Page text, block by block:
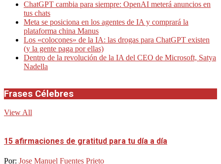
ChatGPT cambia para siempre: OpenAI meterá anuncios en
tus chats
Meta se posiciona en los agentes de IA y comprará la
plataforma china Manus
Los «colocones» de la IA: las drogas para ChatGPT existen
(y la gente paga por ellas)
Dentro de la revolución de la IA del CEO de Microsoft, Satya
Nadella
Frases Célebres
View All
15 afirmaciones de gratitud para tu día a día
Por: Jose Manuel Fuentes Prieto